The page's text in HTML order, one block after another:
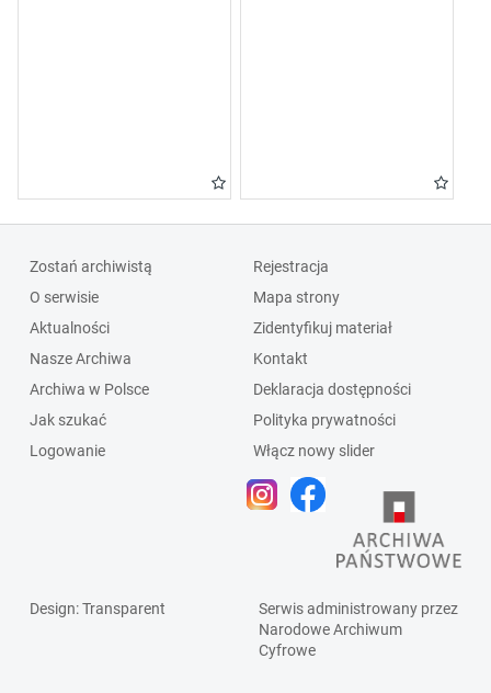
Zostań archiwistą
O serwisie
Aktualności
Nasze Archiwa
Archiwa w Polsce
Jak szukać
Logowanie
Rejestracja
Mapa strony
Zidentyfikuj materiał
Kontakt
Deklaracja dostępności
Polityka prywatności
Włącz nowy slider
Design: Transparent
Serwis administrowany przez
Narodowe Archiwum
Cyfrowe